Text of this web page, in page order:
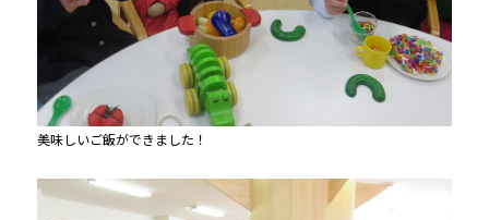
美味しいご飯ができました！